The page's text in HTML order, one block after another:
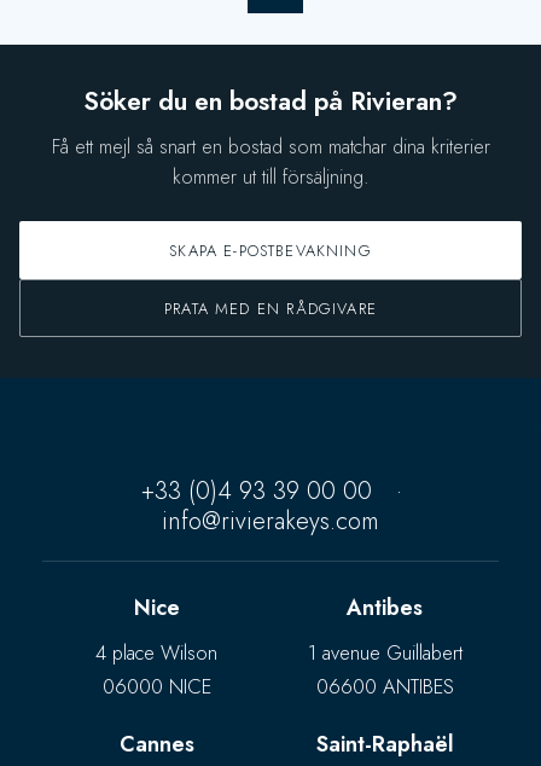
Söker du en bostad på Rivieran?
Få ett mejl så snart en bostad som matchar dina kriterier
kommer ut till försäljning.
SKAPA E-POSTBEVAKNING
PRATA MED EN RÅDGIVARE
+33 (0)4 93 39 00 00
·
info@rivierakeys.com
Nice
4 place Wilson
06000 NICE
Antibes
1 avenue Guillabert
06600 ANTIBES
Cannes Saint-Raphaël